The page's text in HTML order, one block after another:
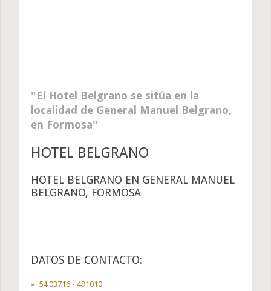
El Hotel Belgrano se sitúa en la
localidad de General Manuel Belgrano,
en Formosa
HOTEL BELGRANO
HOTEL BELGRANO EN GENERAL MANUEL
BELGRANO, FORMOSA
DATOS DE CONTACTO:
54 03716 - 491010